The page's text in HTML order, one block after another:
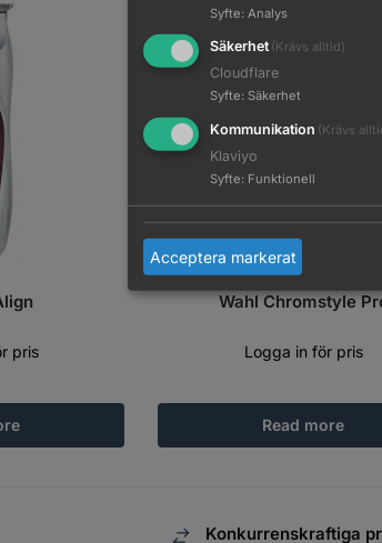
pris
Wahl Chromstyle
Logga in för pris
Read more
Konkurrenskraftiga
Syfte: Analys
Säkerhet (Krävs alltid)
Cloudflare
Syfte: Säkerhet
Kommunikation (Krävs
Klaviyo
Syfte: Funktionell
Acceptera markerat